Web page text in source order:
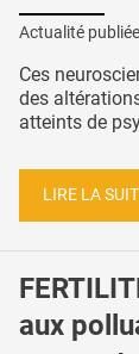
Actualité
Ces
des
atteints de
LIRE LA
aux